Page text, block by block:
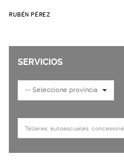
RUBÉN PÉREZ